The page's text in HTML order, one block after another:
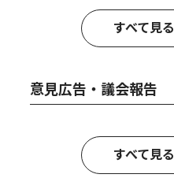
すべて見る
意見広告・議会報告
すべて見る